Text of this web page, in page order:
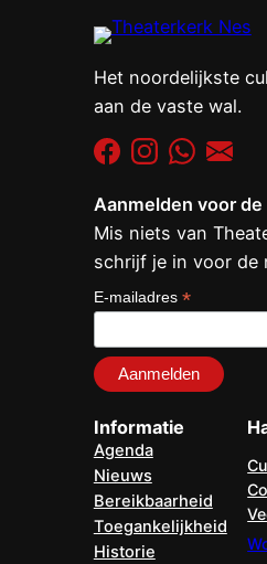
Het noordelijkste
aan de vaste wal.
Aanmelden voor
Mis niets van
schrijf je in voor de
E-mailadres *
Informatie
Agenda
Nieuws
Bereikbaarheid
Toegankelijkheid
Historie